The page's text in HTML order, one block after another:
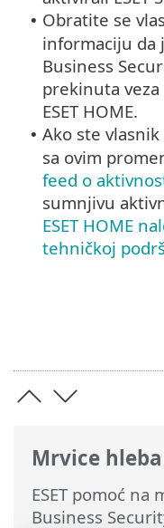
Mrvice hleba
ESET pomoć na
Business
• Obratite se
informaciju da
Business
prekinuta
ESET HOME.
• Ako ste
sa ovim
feed o
sumnjivu
ESET HOME
tehničkoj